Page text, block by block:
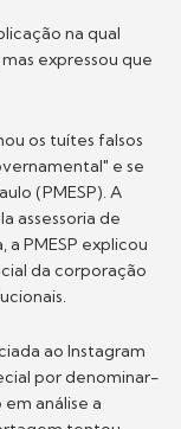
na qual
expressou que
os tuítes falsos
e se
(PMESP). A
assessoria de
PMESP explicou
da corporação
ao Instagram
por denominar-
análise a